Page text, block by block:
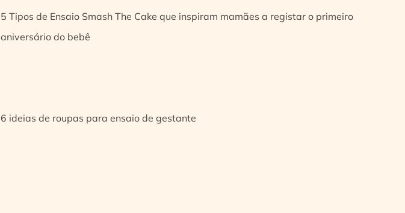
5 Tipos de Ensaio Smash The Cake que inspiram mamães a registar o primeiro
aniversário do bebê
6 ideias de roupas para ensaio de gestante